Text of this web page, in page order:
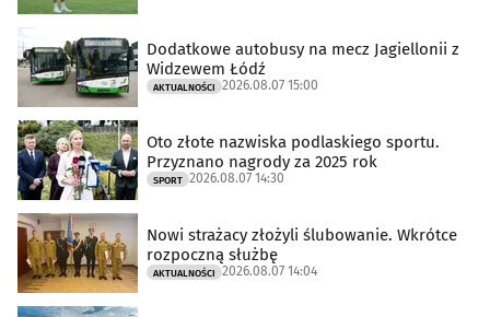
Dodatkowe autobusy na mecz Jagiellonii z
Widzewem Łódź
AKTUALNOŚCI 2026.08.07 15:00
Oto złote nazwiska podlaskiego sportu.
Przyznano nagrody za 2025 rok
SPORT 2026.08.07 14:30
Nowi strażacy złożyli ślubowanie. Wkrótce
rozpoczną służbę
AKTUALNOŚCI 2026.08.07 14:04